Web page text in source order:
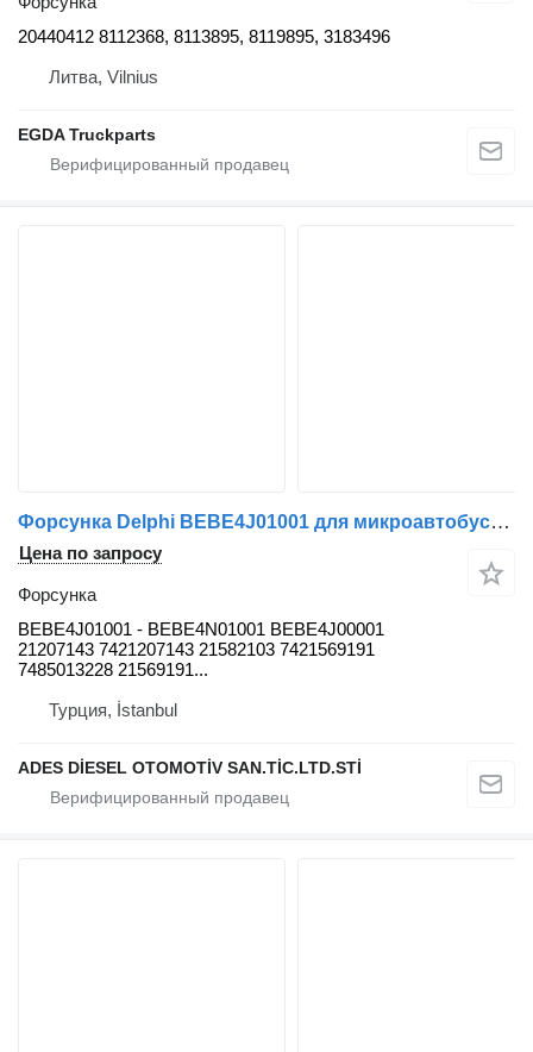
20440412 8112368, 8113895, 8119895, 3183496
Литва, Vilnius
EGDA Truckparts
Форсунка Delphi BEBE4J01001 для микроавтобуса Volvo
Цена по запросу
Форсунка
BEBE4J01001 - BEBE4N01001 BEBE4J00001
21207143 7421207143 21582103 7421569191
7485013228 21569191...
Турция, İstanbul
ADES DİESEL OTOMOTİV SAN.TİC.LTD.STİ